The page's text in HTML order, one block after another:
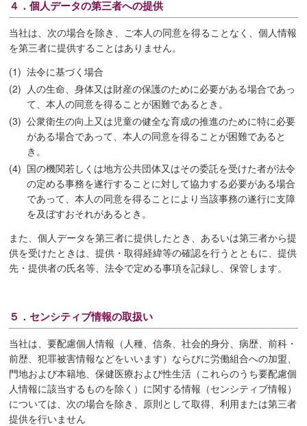
４．個人データの第三者への提供
当社は、次の場合を除き、ご本人の同意を得ることなく、個人情報
を第三者に提供することはありません。
(1) 法令に基づく場合
(2) 人の生命、身体又は財産の保護のために必要がある場合であっ
て、本人の同意を得ることが困難であるとき。
(3) 公衆衛生の向上又は児童の健全な育成の推進のために特に必要
がある場合であって、本人の同意を得ることが困難であると
き。
(4) 国の機関若しくは地方公共団体又はその委託を受けた者が法令
の定める事務を遂行することに対して協力する必要がある場合
であって、本人の同意を得ることにより当該事務の遂行に支障
を及ぼすおそれがあるとき。
また、個人データを第三者に提供したとき、あるいは第三者から提
供を受けたときは、提供・取得経緯等の確認を行うとともに、提供
先・提供者の氏名等、法令で定める事項を記録し、保管します。
５．センシティブ情報の取扱い
当社は、要配慮個人情報（人種、信条、社会的身分、病歴、前科・
前歴、犯罪被害情報などをいいます）ならびに労働組合への加盟、
門地および本籍地、保健医療および性生活（これらのうち要配慮個
人情報に該当するものを除く）に関する情報（センシティブ情報）
については、次の場合を除き、原則として取得、利用または第三者
提供を行いません